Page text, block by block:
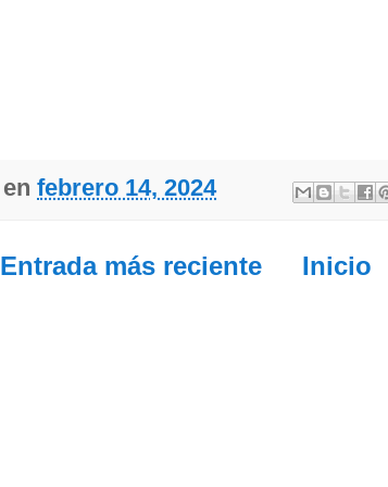
en febrero 14, 2024
Entrada más reciente Inicio